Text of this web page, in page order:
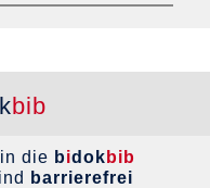
bib
die bidok bib
barrierefrei